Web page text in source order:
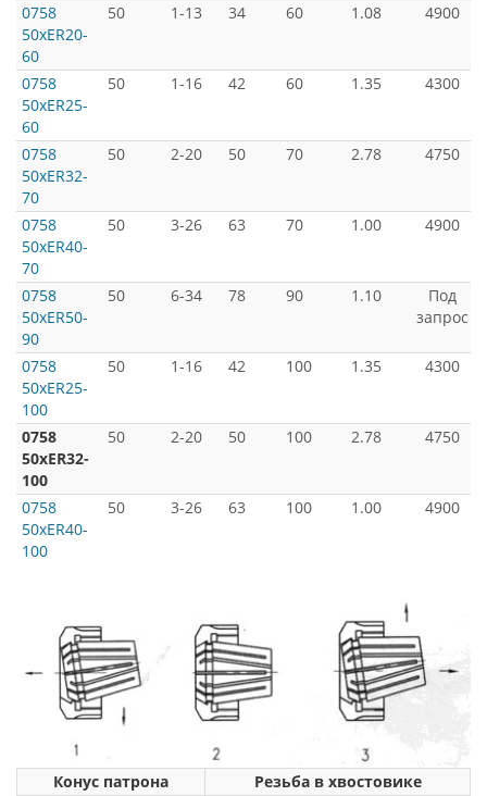
0758
50xER20-
60
50 1-13 34 60 1.08 4900
0758
50xER25-
60
50 1-16 42 60 1.35 4300
0758
50xER32-
70
50 2-20 50 70 2.78 4750
0758
50xER40-
70
50 3-26 63 70 1.00 4900
0758
50xER50-
90
50 6-34 78 90 1.10
Под
запрос
0758
50xER25-
100
50 1-16 42 100 1.35 4300
0758
50xER32-
100
50 2-20 50 100 2.78 4750
0758
50xER40-
100
50 3-26 63 100 1.00 4900
Конус патрона
Резьба в хвостовике